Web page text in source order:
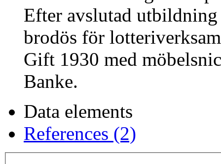
Efter avslutad
brodös för
Gift 1930 med
Banke.
Data elements
References (2)